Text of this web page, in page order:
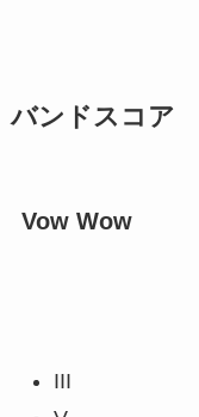
バンドスコア
Vow Wow
III